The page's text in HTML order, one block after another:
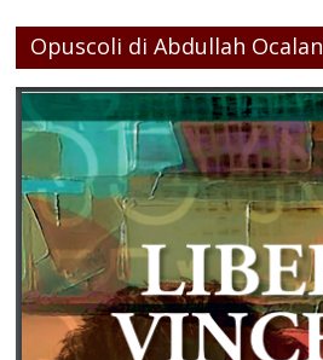
Opuscoli di Abdullah Ocalan